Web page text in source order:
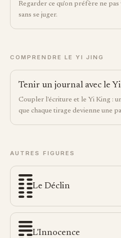
Regarder ce qu'on préfère ne
sans se juger.
COMPRENDRE LE YI JING
Tenir un journal avec le
Coupler l'écriture et le Yi King :
que chaque tirage devienne une
AUTRES FIGURES
Le Déclin
L'Innocence